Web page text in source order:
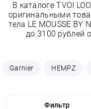
В каталоге TVOI
оригинальными
тела LE MOUSSE BY
до 3100 рублей
Garnier HEMPZ
Фильтр